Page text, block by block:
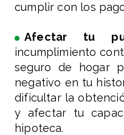
cumplir con los
Afectar tu
incumplimiento
seguro de hogar
negativo en tu
dificultar la
y afectar tu
hipoteca.